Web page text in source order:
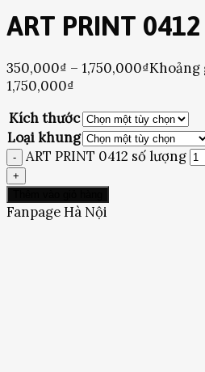
ART PRINT 0412
350,000₫ – 1,750,000₫Khoảng
1,750,000₫
Kích thước
Loại khung
ART PRINT 0412 số lượng
Fanpage Hà Nội